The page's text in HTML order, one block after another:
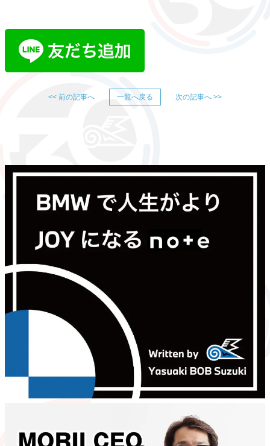
<< 前の記事へ 一覧へ戻る 次の記事へ >>